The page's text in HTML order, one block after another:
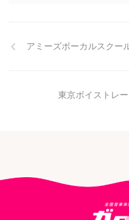
アミーズボーカルスクー
東京ボイストレ